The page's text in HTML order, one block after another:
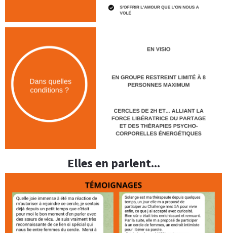
Elles en parlent...